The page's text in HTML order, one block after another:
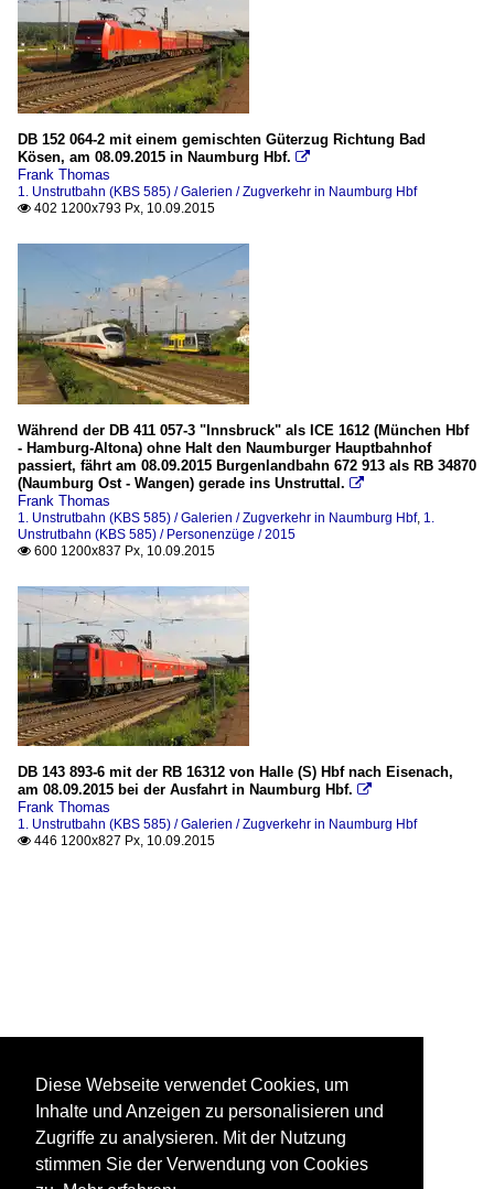
DB 152 064-2 mit einem gemischten Güterzug Richtung Bad
Kösen, am 08.09.2015 in Naumburg Hbf. 
Frank Thomas
1. Unstrutbahn (KBS 585) / Galerien / Zugverkehr in Naumburg Hbf
 402 1200x793 Px, 10.09.2015
Während der DB 411 057-3 "Innsbruck" als ICE 1612 (München Hbf
- Hamburg-Altona) ohne Halt den Naumburger Hauptbahnhof
passiert, fährt am 08.09.2015 Burgenlandbahn 672 913 als RB 34870
(Naumburg Ost - Wangen) gerade ins Unstruttal. 
Frank Thomas
1. Unstrutbahn (KBS 585) / Galerien / Zugverkehr in Naumburg Hbf, 1.
Unstrutbahn (KBS 585) / Personenzüge / 2015
 600 1200x837 Px, 10.09.2015
DB 143 893-6 mit der RB 16312 von Halle (S) Hbf nach Eisenach,
am 08.09.2015 bei der Ausfahrt in Naumburg Hbf. 
Frank Thomas
1. Unstrutbahn (KBS 585) / Galerien / Zugverkehr in Naumburg Hbf
 446 1200x827 Px, 10.09.2015
Diese Webseite verwendet Cookies, um
Inhalte und Anzeigen zu personalisieren und
Zugriffe zu analysieren. Mit der Nutzung
stimmen Sie der Verwendung von Cookies